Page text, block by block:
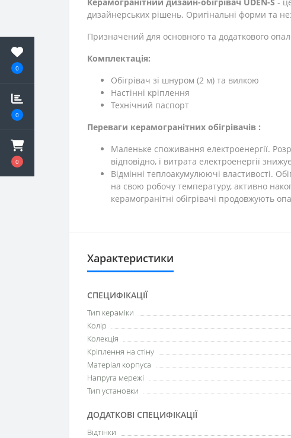
0
0
0
дизайнерських рішень. Оригінальні форми та
Призначений для основного та додаткового
Комплектація:
Обігрівач зі шнуром (2 м) та вилкою
Настінні кріплення
Технічний паспорт
Переваги керамогранітних обігрівачів :
Маленьке споживання електроенергії.
відповідно, і витрата електроенергії
Відмінні теплоакумулюючі властивості.
на свою робочу температуру, активно
керамогранітні обігрівачі продовжують
Характеристики
СПЕЦИФІКАЦІЇ
Тип кераміки
Колір
Колекція
Кріплення на стіну
Матеріал корпуса
Напруга мережі
Тип установки
ДОДАТКОВІ СПЕЦИФІКАЦІЇ
Відтінки